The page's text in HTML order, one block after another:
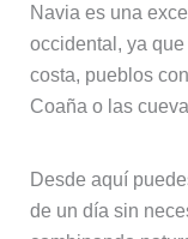
Navia es una
occidental, ya
costa, pueblos
Coaña o las
Desde aquí
de un día sin